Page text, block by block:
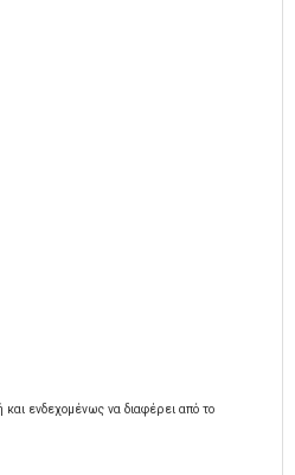
και ενδεχομένως να διαφέρει από το